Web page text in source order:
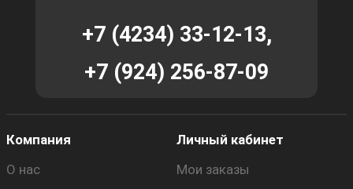
+7 (4234) 33-12-13,
+7 (924) 256-87-09
Компания
О нас
Личный кабинет
Мои заказы